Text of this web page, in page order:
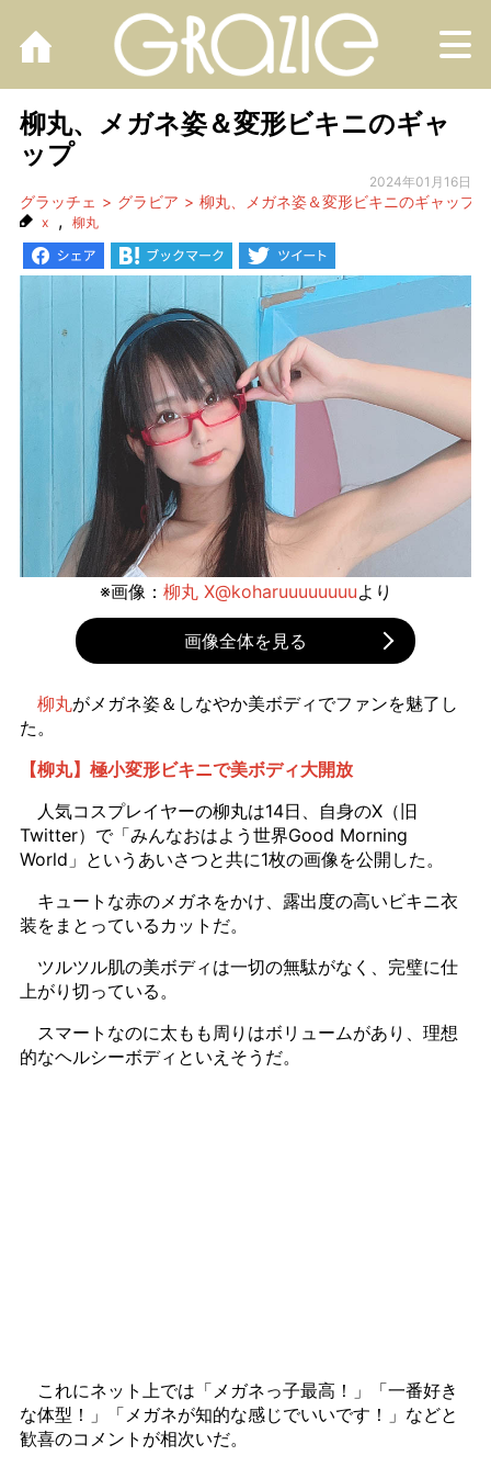
柳丸、メガネ姿＆変形ビキニのギャ
ップ
2024年01月16日
グラッチェ グラビア 柳丸、メガネ姿＆変形ビキニのギャップ
x , 柳丸
※画像： 柳丸 X@koharuuuuuuuuより
画像全体を見る
柳丸がメガネ姿＆しなやか美ボディでファンを魅了し
た。
【柳丸】極小変形ビキニで美ボディ大開放
人気コスプレイヤーの柳丸は14日、自身のX（旧
Twitter）で「みんなおはよう世界Good Morning
World」というあいさつと共に1枚の画像を公開した。
キュートな赤のメガネをかけ、露出度の高いビキニ衣
装をまとっているカットだ。
ツルツル肌の美ボディは一切の無駄がなく、完璧に仕
上がり切っている。
スマートなのに太もも周りはボリュームがあり、理想
的なヘルシーボディといえそうだ。
これにネット上では「メガネっ子最高！」「一番好き
な体型！」「メガネが知的な感じでいいです！」などと
歓喜のコメントが相次いだ。